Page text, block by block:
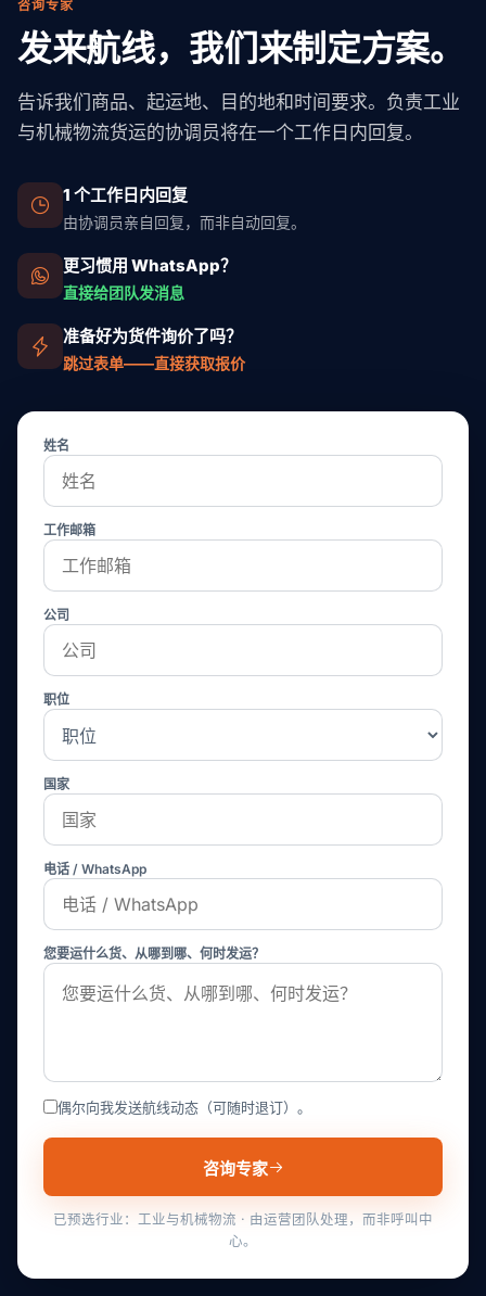
咨询专家
发来航线，我们来制定方案。
告诉我们商品、起运地、目的地和时间要求。负责工业
与机械物流货运的协调员将在一个工作日内回复。
1 个工作日内回复
由协调员亲自回复，而非自动回复。
更习惯用 WhatsApp？
直接给团队发消息
准备好为货件询价了吗？
跳过表单——直接获取报价
姓名
工作邮箱
公司
职位
国家
电话 / WhatsApp
您要运什么货、从哪到哪、何时发运？
偶尔向我发送航线动态（可随时退订）。
咨询专家
已预选行业：工业与机械物流 · 由运营团队处理，而非呼叫中
心。